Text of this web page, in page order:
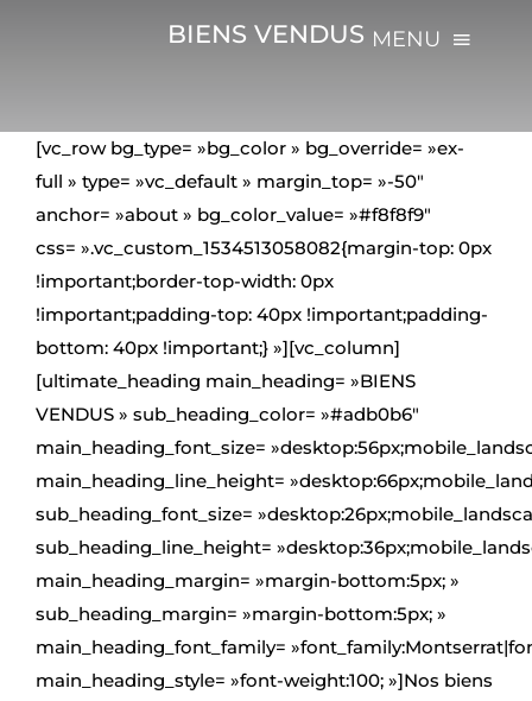
MENU
L’AGENCE
VENTE
ESTIMATION
CONTACT
BIENS VENDUS
[vc_row bg_type= »bg_color » bg_override= »ex-
full » type= »vc_default » margin_top= »-50″
anchor= »about » bg_color_value= »#f8f8f9″
css= ».vc_custom_1534513058082{margin-top: 0px
!important;border-top-width: 0px
!important;padding-top: 40px !important;padding-
bottom: 40px !important;} »][vc_column]
[ultimate_heading main_heading= »BIENS
VENDUS » sub_heading_color= »#adb0b6″
main_heading_font_size=
main_heading_line_height=
sub_heading_font_size=
sub_heading_line_height=
main_heading_margin= »margin-bottom:5px; »
sub_heading_margin= »margin-bottom:5px; »
main_heading_font_family=
main_heading_style= »font-weight:100; »]Nos biens